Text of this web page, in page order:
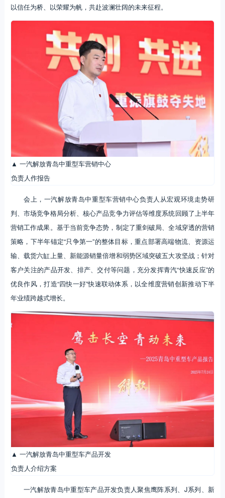
以信任为桥、以荣耀为帆，共赴波澜壮阔的未来征程。
▲ 一汽解放青岛中重型车营销中心
负责人作报告
会上，一汽解放青岛中重型车营销中心负责人从宏观环境走势研
判、市场竞争格局分析、核心产品竞争力评估等维度系统回顾了上半年
营销工作成果。基于当前竞争态势，制定了重剑破局、全域穿透的营销
策略，下半年锚定“只争第一”的整体目标，重点部署高端物流、资源运
输、载货六缸上量、新能源销量倍增和弱势区域突破五大攻坚战；针对
客户关注的产品开发、排产、交付等问题，充分发挥青汽“快速反应”的
优良作风，打造“四快一好”快速联动体系，以全维度营销创新推动下半
年业绩跨越式增长。
▲ 一汽解放青岛中重型车产品开发
负责人介绍方案
一汽解放青岛中重型车产品开发负责人聚焦鹰阵系列、J系列、新